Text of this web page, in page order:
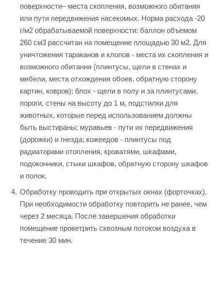
поверхности– места скопления, возможного обитания
или пути передвижения насекомых. Норма расхода -20
г/м2 обрабатываемой поверхности: баллон объемом
260 см3 рассчитан на помещение площадью 30 м2. Для
уничтожения тараканов и клопов - места их скопления и
возможного обитания (плинтусы, щели в стенах и
мебели, места отхождения обоев, обратную сторону
картин, ковров); блох - щели в полу и за плинтусами,
пороги, стены на высоту до 1 м, подстилки для
животных, которые перед использованием должны
быть выстираны; муравьев - пути их передвижения
(дорожки) и гнезда; кожеедов - плинтусы под
радиаторами отопления, кроватями, шкафами,
подоконники, стыки шкафов, обратную сторону шкафов
и полок.
Обработку проводить при открытых окнах (форточках).
При необходимости обработку повторить не ранее, чем
через 2 месяца. После завершения обработки
помещение проветрить сквозным потоком воздуха в
течение 30 мин.